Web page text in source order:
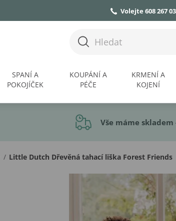
Volejte 608 267
SPANÍ A
POKOJÍČEK
KOUPÁNÍ A
PÉČE
KRMENÍ A
KOJENÍ
Vše máme
/ Little Dutch Dřevěná tahací liška Forest Friends